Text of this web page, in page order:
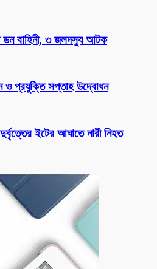
ডন বাহিনী, ৩ জলদস্যু আটক
ও প্রযুক্তি সপ্তাহ উদ্বোধন
ইটের আঘাতে নারী নিহত